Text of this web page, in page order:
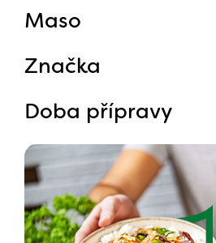
Maso
Značka
Doba přípravy